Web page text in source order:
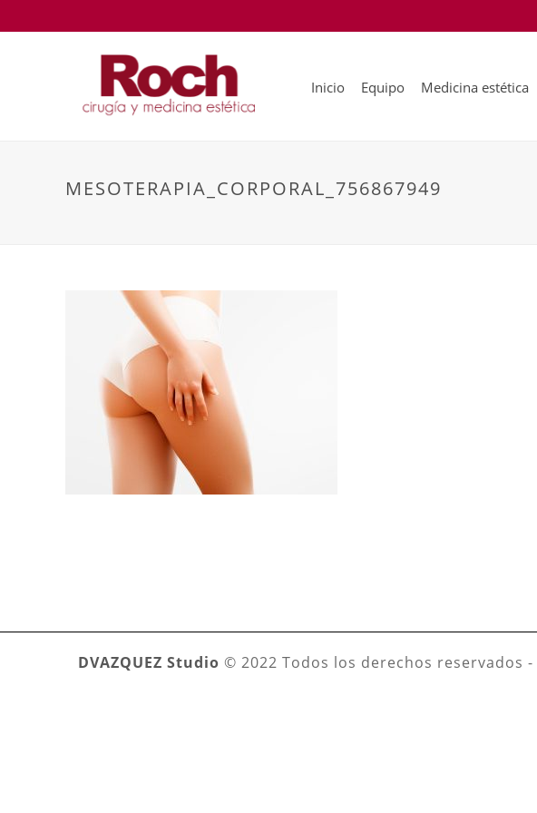
Inicio Equipo Medicina estética
MESOTERAPIA_CORPORAL_756867949
DVAZQUEZ Studio © 2022 Todos los derechos reservados -